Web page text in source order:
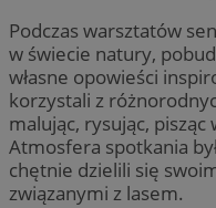
Podczas warsztatów
w świecie natury,
własne opowieści
korzystali z
malując, rysując,
Atmosfera spotkania
chętnie dzielili się
związanymi z lasem.